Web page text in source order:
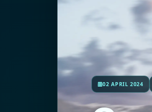
02 APRIL 2024